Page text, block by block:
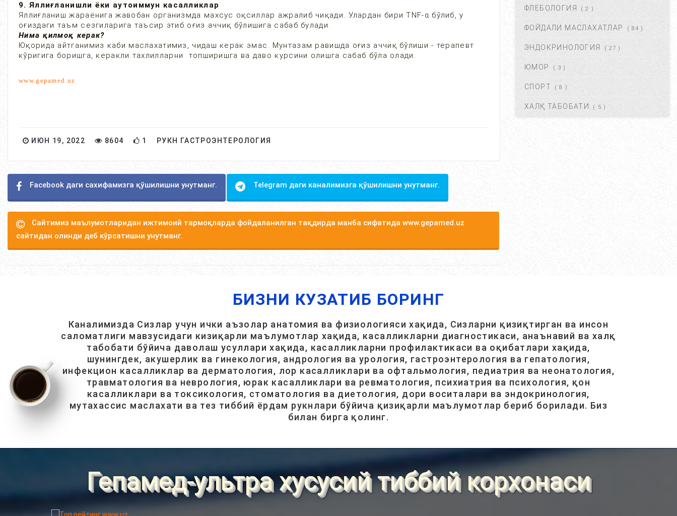
9. Яллиғланишли ёки аутоиммун касалликлар
Яллиғланиш жараёнига жавобан организмда махсус оқсиллар ажралиб чиқади. Улардан бири TNF-α бўлиб, у
оғиздаги таъм сезгиларига таъсир этиб оғиз аччиқ бўлишига сабаб булади.
Нима қилмоқ керак?
Юқорида айтганимиз каби маслахатимиз, чидаш керак эмас. Мунтазам равишда оғиз аччиқ бўлиши - терапевт
кўригига боришга, керакли тахлилларни топширишга ва даво курсини олишга сабаб бўла олади.
www.gepamed.uz
ИЮН 19, 2022 8604 1 РУКН ГАСТРОЭНТЕРОЛОГИЯ
Facebook даги сахифамизга қўшилишни унутманг. Telegram даги каналимизга қўшилишни унутманг.
Сайтимиз маълумотларидан ижтимоий тармоқларда фойдаланилган тақдирда манба сифатида www.gepamed.uz
сайтидан олинди деб кўрсатишни унутманг.
ҚОРИН ДАМ БЎЛИШИ
ҚУТУЛИШ ЙЎЛЛАРИ....
ИЮЛ 16, 2021
КИНДИКДАН СУВ
КЕЛИШИНИНГ САБАБИ
НИМА?...
АВГ 17, 2017
БОЛАЛАРДА СИЙДИК ТУТА
ОЛМАСЛИК (ЭНУРЕЗ) НИ
ДАВОЛАШ ...
ФЛЕБОЛОГИЯ ( 2 )
ФОЙДАЛИ МАСЛАХАТЛАР ( 84 )
ЭНДОКРИНОЛОГИЯ ( 27 )
ЮМОР ( 3 )
СПОРТ ( 8 )
ХАЛҚ ТАБОБАТИ ( 5 )
БИЗНИ КУЗАТИБ БОРИНГ
Каналимизда Сизлар учун ички аъзолар анатомия ва физиологияси хақида, Сизларни қизиқтирган ва инсон
саломатлиги мавзусидаги кизиқарли маълумотлар хақида, касалликларни диагностикаси, анаънавий ва халқ
табобати бўйича даволаш усуллари хақида, касалликларни профилактикаси ва оқибатлари хақида,
шунингдек, акушерлик ва гинекология, андрология ва урология, гастроэнтерология ва гепатология,
инфекцион касалликлар ва дерматология, лор касалликлари ва офтальмология, педиатрия ва неонатология,
травматология ва неврология, юрак касалликлари ва ревматология, психиатрия ва психология, қон
касалликлари ва токсикология, стоматология ва диетология, дори воситалари ва эндокринология,
мутахассис маслахати ва тез тиббий ёрдам рукнлари бўйича қизиқарли маълумотлар бериб борилади. Биз
билан бирга қолинг.
Гепамед-ультра хусусий тиббий корхонаси